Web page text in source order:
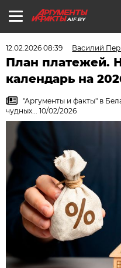
AIF.BY
12.02.2026 08:39 Василий
План платежей.
календарь на
"Аргументы и факты" в
чудных... 10/02/2026